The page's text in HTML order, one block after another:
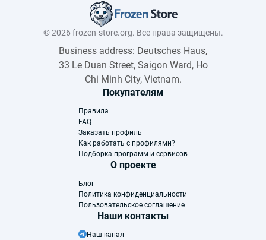
© 2026 frozen-store.org. Все права защищены.
Business address: Deutsches Haus,
33 Le Duan Street, Saigon Ward, Ho
Chi Minh City, Vietnam.
Покупателям
Правила
FAQ
Заказать профиль
Как работать с профилями?
Подборка программ и сервисов
О проекте
Блог
Политика конфиденциальности
Пользовательское соглашение
Наши контакты
Наш канал